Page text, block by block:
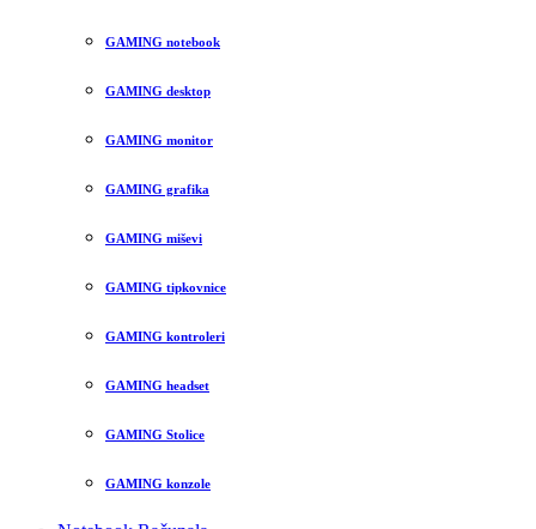
GAMING notebook
GAMING desktop
GAMING monitor
GAMING grafika
GAMING miševi
GAMING tipkovnice
GAMING kontroleri
GAMING headset
GAMING Stolice
GAMING konzole